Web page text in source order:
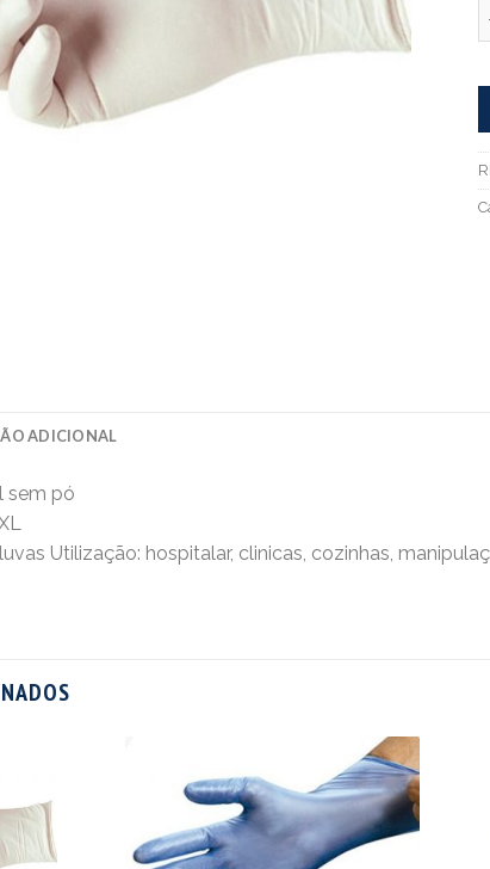
ADICIONAL
sem pó
Utilização: hospitalar, clinicas, cozinhas,